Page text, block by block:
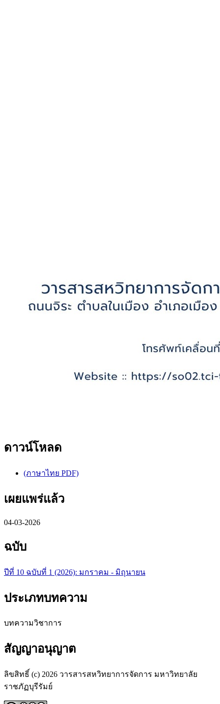
ดาวน์โหลด
(ภาษาไทย PDF)
เผยแพร่แล้ว
04-03-2026
ฉบับ
ปีที่ 10 ฉบับที่ 1 (2026): มกราคม - มิถุนายน
ประเภทบทความ
บทความวิชาการ
สัญญาอนุญาต
ลิขสิทธิ์ (c) 2026 วารสารสหวิทยาการจัดการ มหาวิทยาลัย
ราชภัฏบุรีรัมย์